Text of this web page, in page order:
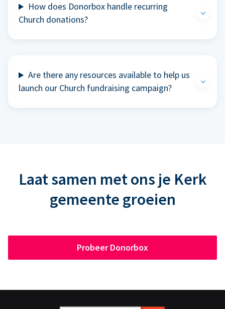
How does Donorbox handle recurring
Church donations?
Are there any resources available to help us
launch our Church fundraising campaign?
Laat samen met ons je Kerk
gemeente groeien
Probeer Donorbox